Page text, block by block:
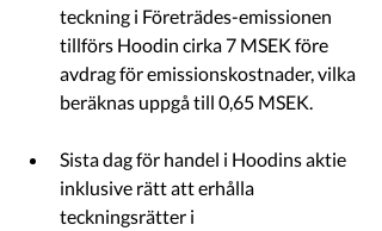
teckning i Företrädes-emissionen
tillförs Hoodin cirka 7 MSEK före
avdrag för emissionskostnader, vilka
beräknas uppgå till 0,65 MSEK.
Sista dag för handel i Hoodins aktie
inklusive rätt att erhålla
teckningsrätter i